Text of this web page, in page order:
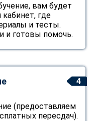
вам будет
где
и тесты.
и готовы помочь.
4
(предоставляем
пересдач).